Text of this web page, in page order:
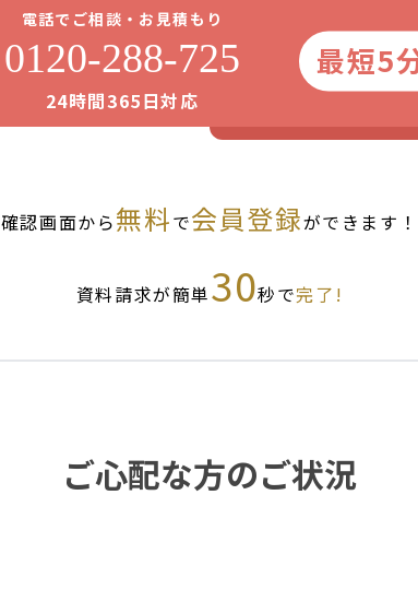
電話でご相談・お見積もり
0120-288-725
24時間365日対応
最短5
確認画面から無料で会員登録ができます！
資料請求が簡単30秒で完了!
ご心配な方のご状況